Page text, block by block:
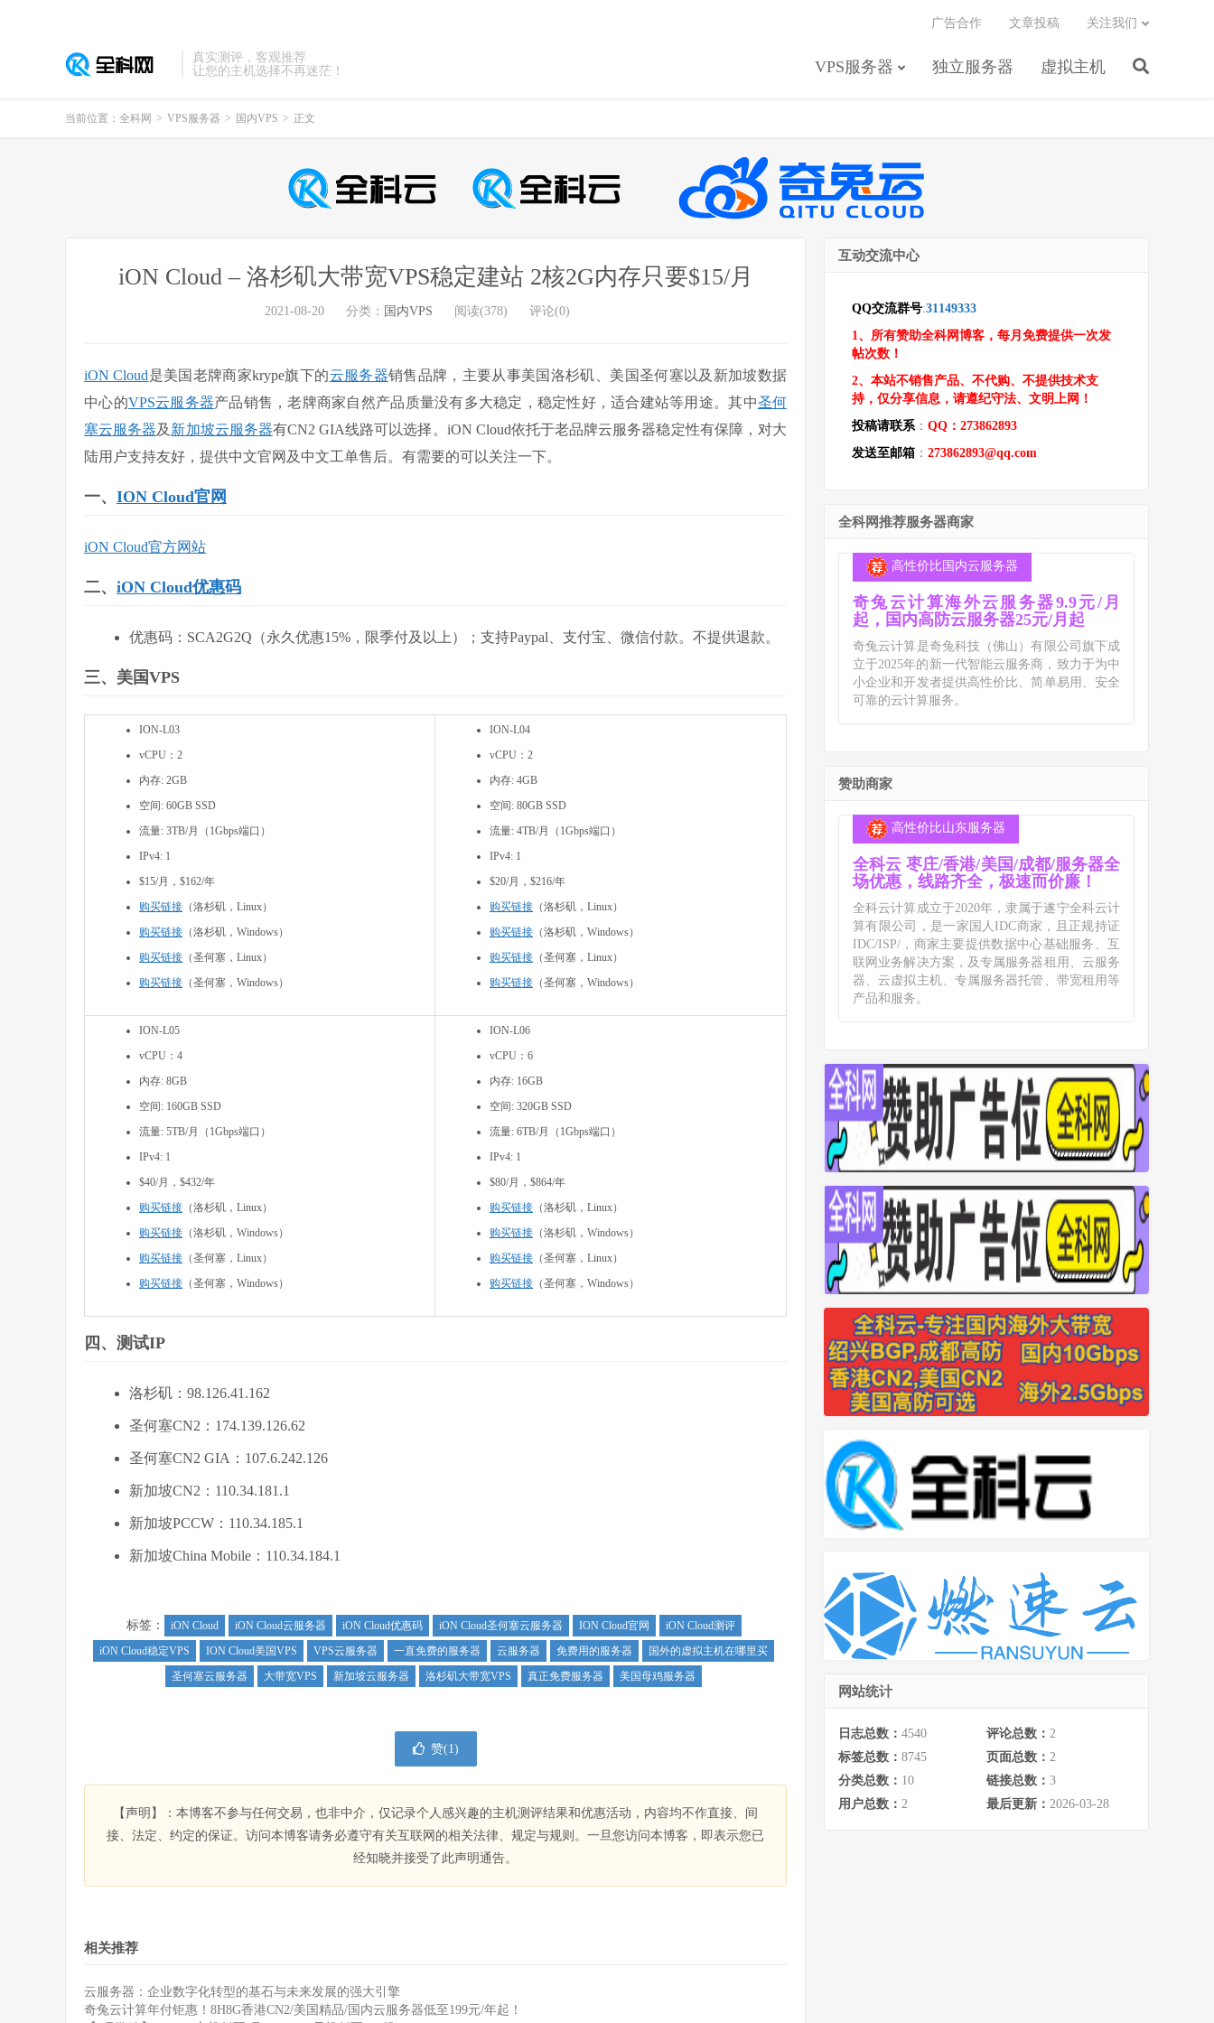
真实测评，客观推荐
让您的主机选择不再迷茫！
VPS服务器 独立服务器 虚拟主机
广告合作 文章投稿 关注我们
当前位置： 全科网 > VPS服务器 > 国内VPS > 正文
iON Cloud – 洛杉矶大带宽VPS稳定建站 2核2G内存只要$15/月
2021-08-20 分类： 国内VPS 阅读(378) 评论(0)
iON Cloud是美国老牌商家krype旗下的云服务器销售品牌，主要从事美国洛杉矶、美国圣何塞以及新加坡数据
中心的VPS云服务器产品销售，老牌商家自然产品质量没有多大稳定，稳定性好，适合建站等用途。其中圣何
塞云服务器及 新加坡云服务器有CN2 GIA线路可以选择。iON Cloud依托于老品牌云服务器稳定性有保障，对大
陆用户支持友好，提供中文官网及中文工单售后。有需要的可以关注一下。
一、 ION Cloud官网
iON Cloud官方网站
二、 iON Cloud优惠码
优惠码： SCA2G2Q （永久优惠15%，限季付及以上）；支持Paypal、支付宝、微信付款。不提供退款。
三、美国VPS
ION-L03
vCPU：2
内存: 2GB
空间: 60GB SSD
流量: 3TB/月（1Gbps端口）
IPv4: 1
$15/月，$162/年
购买链接 （洛杉矶，Linux）
购买链接 （洛杉矶，Windows）
购买链接 （圣何塞，Linux）
购买链接 （圣何塞，Windows）
ION-L04
vCPU：2
内存: 4GB
空间: 80GB SSD
流量: 4TB/月（1Gbps端口）
IPv4: 1
$20/月，$216/年
购买链接 （洛杉矶，Linux）
购买链接 （洛杉矶，Windows）
购买链接 （圣何塞，Linux）
购买链接 （圣何塞，Windows）
ION-L05
vCPU：4
内存: 8GB
空间: 160GB SSD
流量: 5TB/月（1Gbps端口）
IPv4: 1
$40/月，$432/年
购买链接 （洛杉矶，Linux）
购买链接 （洛杉矶，Windows）
购买链接 （圣何塞，Linux）
购买链接 （圣何塞，Windows）
ION-L06
vCPU：6
内存: 16GB
空间: 320GB SSD
流量: 6TB/月（1Gbps端口）
IPv4: 1
$80/月，$864/年
购买链接 （洛杉矶，Linux）
购买链接 （洛杉矶，Windows）
购买链接 （圣何塞，Linux）
购买链接 （圣何塞，Windows）
四、测试IP
洛杉矶：98.126.41.162
圣何塞CN2：174.139.126.62
圣何塞CN2 GIA：107.6.242.126
新加坡CN2：110.34.181.1
新加坡PCCW：110.34.185.1
新加坡China Mobile：110.34.184.1
标签： iON Cloud iON Cloud云服务器 iON Cloud优惠码 iON Cloud圣何塞云服务器 ION Cloud官网
iON Cloud测评
iON Cloud稳定VPS
ION Cloud美国VPS VPS云服务器 一直免费的服务器 云服务器 免费用的服务器
国外的虚拟主机在哪里买
圣何塞云服务器
大带宽VPS 新加坡云服务器 洛杉矶大带宽VPS 真正免费服务器 美国母鸡服务器
赞(1)
【声明】：本博客不参与任何交易，也非中介，仅记录个人感兴趣的主机测评结果和优惠活动，内容均不作直接、间
接、法定、约定的保证。访问本博客请务必遵守有关互联网的相关法律、规定与规则。一旦您访问本博客，即表示您已
经知晓并接受了此声明通告。
相关推荐
云服务器：企业数字化转型的基石与未来发展的强大引擎
奇兔云计算年付钜惠！8H8G香港CN2/美国精品/国内云服务器低至199元/年起！
互动交流中心
QQ交流群号:31149333
1、所有赞助全科网博客，每月免费提供一次发
帖次数！
2、本站不销售产品、不代购、不提供技术支
持，仅分享信息，请遵纪守法、文明上网！
投稿请联系： QQ：273862893
发送至邮箱 ： 273862893@qq.com
全科网推荐服务器商家
高性价比国内云服务器
奇兔云计算海外云服务器9.9元/月
起，国内高防云服务器25元/月起
奇兔云计算是奇兔科技（佛山）有限公司旗下成
立于2025年的新一代智能云服务商，致力于为中
小企业和开发者提供高性价比、简单易用、安全
可靠的云计算服务。
赞助商家
高性价比山东服务器
全科云 枣庄/香港/美国/成都/服务器全
场优惠，线路齐全，极速而价廉！
全科云计算成立于2020年，隶属于遂宁全科云计
算有限公司，是一家国人IDC商家，且正规持证
IDC/ISP/，商家主要提供数据中心基础服务、互
联网业务解决方案，及专属服务器租用、云服务
器、云虚拟主机、专属服务器托管、带宽租用等
产品和服务。
网站统计
日志总数： 4540 评论总数： 2
标签总数： 8745 页面总数： 2
分类总数： 10 链接总数： 3
用户总数： 2 最后更新： 2026-03-28